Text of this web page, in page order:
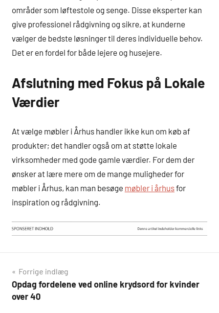
områder som løftestole og senge. Disse eksperter kan
give professionel rådgivning og sikre, at kunderne
vælger de bedste løsninger til deres individuelle behov.
Det er en fordel for både lejere og husejere.
Afslutning med Fokus på Lokale
Værdier
At vælge møbler i Århus handler ikke kun om køb af
produkter; det handler også om at støtte lokale
virksomheder med gode gamle værdier. For dem der
ønsker at lære mere om de mange muligheder for
møbler i Århus, kan man besøge møbler i århusfor
inspiration og rådgivning.
Indlægsnavigation
Forrige indlæg
Opdag fordelene ved online krydsord for kvinder
over 40